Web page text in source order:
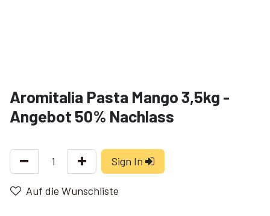
Aromitalia Pasta Mango 3,5kg -
Angebot 50% Nachlass
Sign In
Auf die Wunschliste